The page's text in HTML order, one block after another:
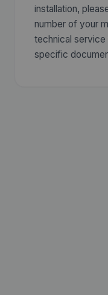
installation,
number of your
technical
specific